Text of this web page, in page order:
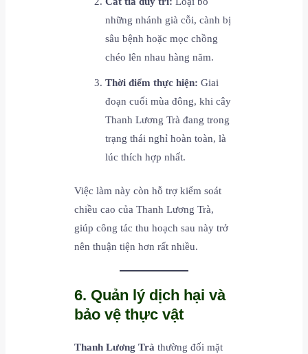
những nhánh già cỗi, cành bị
sâu bệnh hoặc mọc chồng
chéo lên nhau hàng năm.
Thời điểm thực hiện: Giai
đoạn cuối mùa đông, khi cây
Thanh Lương Trà đang trong
trạng thái nghỉ hoàn toàn, là
lúc thích hợp nhất.
Việc làm này còn hỗ trợ kiểm soát
chiều cao của Thanh Lương Trà,
giúp công tác thu hoạch sau này trở
nên thuận tiện hơn rất nhiều.
6. Quản lý dịch hại và
bảo vệ thực vật
Thanh Lương Trà thường đối mặt